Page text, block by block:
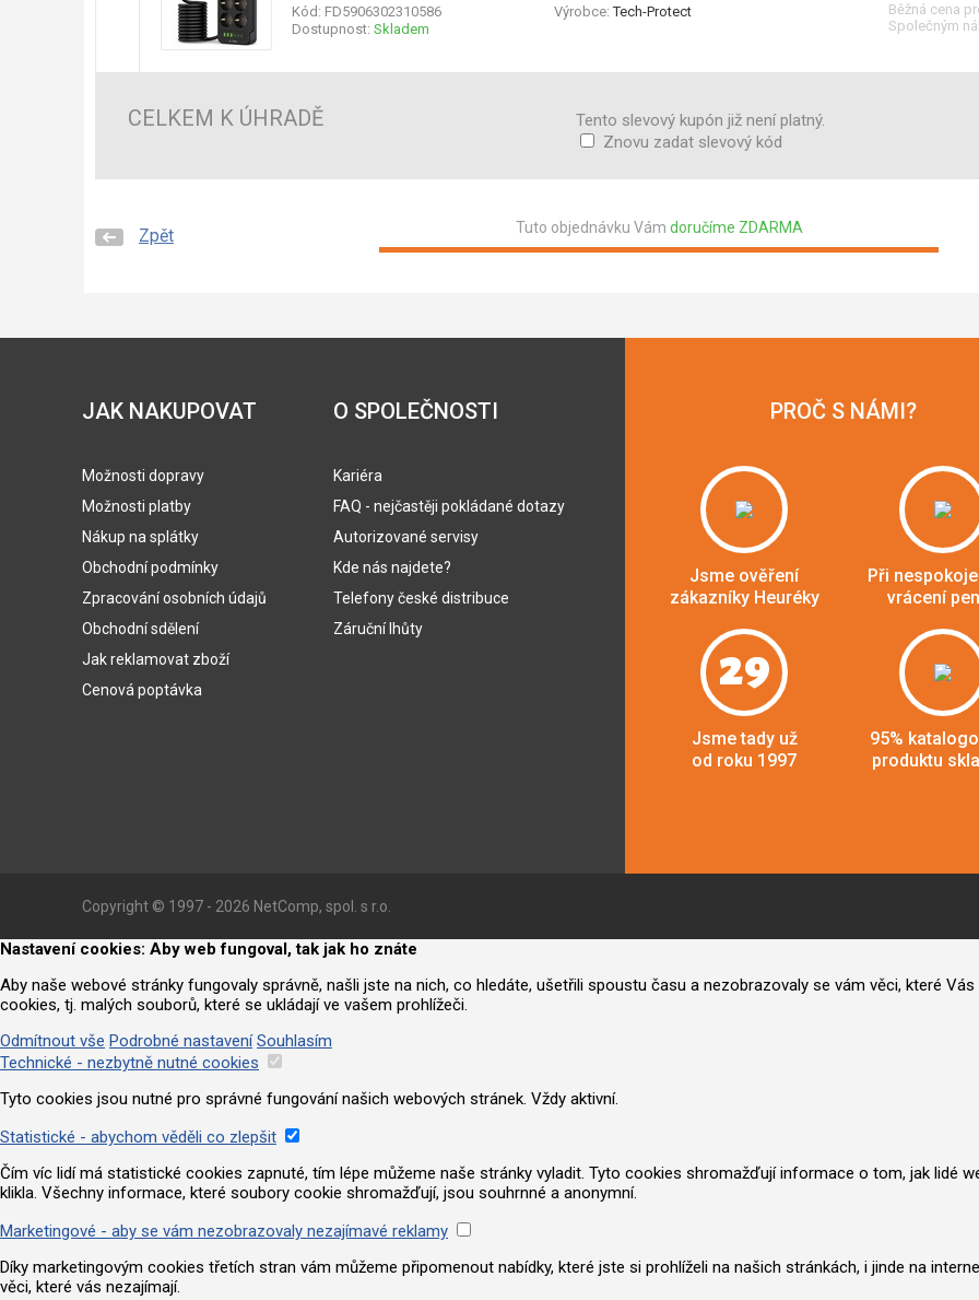
Kód: FD5906302310586 Výrobce:Tech-Protect
Dostupnost: Skladem
Běžná cena
Společným
CELKEM K ÚHRADĚ
Tento slevový kupón již není platný.
Znovu zadat slevový kód
Zpět Tuto objednávku Vám doručíme ZDARMA
JAK NAKUPOVAT
Možnosti dopravy
Možnosti platby
Nákup na splátky
Obchodní podmínky
Zpracování osobních údajů
Obchodní sdělení
Jak reklamovat zboží
Cenová poptávka
O SPOLEČNOSTI
Kariéra
FAQ - nejčastěji pokládané dotazy
Autorizované servisy
Kde nás najdete?
Telefony české distribuce
Záruční lhůty
PROČ S NÁMI?
Jsme ověření
zákazníky Heuréky
Při
vrácení
29
Jsme tady už
od roku 1997
95%
produktu
Copyright © 1997 - 2026 NetComp, spol. s r.o.
Nastavení cookies: Aby web fungoval, tak jak ho znáte
Aby naše webové stránky fungovaly správně, našli jste na nich, co hledáte, ušetřili spoustu času a nezobrazovaly se vám věci, které
cookies, tj. malých souborů, které se ukládají ve vašem prohlížeči.
Odmítnout vše Podrobné nastavení Souhlasím
Technické - nezbytně nutné cookies
Tyto cookies jsou nutné pro správné fungování našich webových stránek. Vždy aktivní.
Statistické - abychom věděli co zlepšit
Čím víc lidí má statistické cookies zapnuté, tím lépe můžeme naše stránky vyladit. Tyto cookies shromažďují informace o tom, jak lidé
klikla. Všechny informace, které soubory cookie shromažďují, jsou souhrnné a anonymní.
Marketingové - aby se vám nezobrazovaly nezajímavé reklamy
Díky marketingovým cookies třetích stran vám můžeme připomenout nabídky, které jste si prohlíželi na našich stránkách, i jinde na
věci, které vás nezajímají.